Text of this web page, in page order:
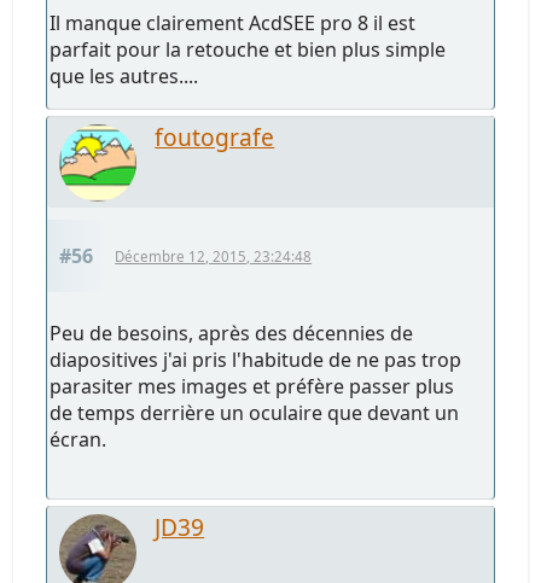
Il manque clairement AcdSEE pro 8 il est
parfait pour la retouche et bien plus simple
que les autres....
foutografe
#56 Décembre 12, 2015, 23:24:48
Peu de besoins, après des décennies de
diapositives j'ai pris l'habitude de ne pas trop
parasiter mes images et préfère passer plus
de temps derrière un oculaire que devant un
écran.
JD39